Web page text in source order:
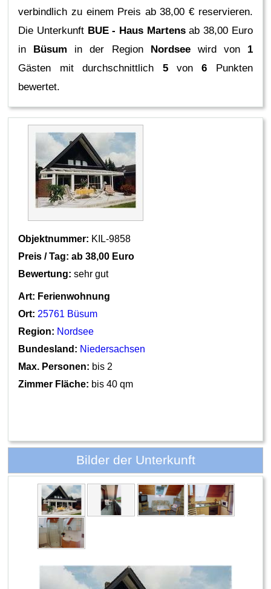
verbindlich zu einem Preis ab 38,00 € reservieren.
Die Unterkunft BUE - Haus Martensab 38,00 Euro
in Büsum in der Region Nordseewird von 1
Gästen mit durchschnittlich 5von6 Punkten
bewertet.
Objektnummer: KIL-9858
Preis / Tag: ab 38,00 Euro
Bewertung: sehr gut
Art: Ferienwohnung
Ort: 25761 Büsum
Region: Nordsee
Bundesland: Niedersachsen
Max. Personen: bis 2
Zimmer Fläche: bis 40 qm
Bilder der Unterkunft